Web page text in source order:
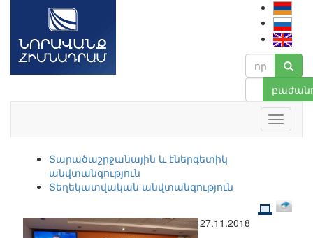
Տարածաշրջանային և էներգետիկ
անվտանգություն
Տեղեկատվական անվտանգություն
27.11.2018